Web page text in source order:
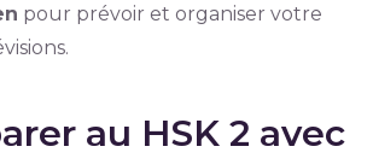
pour prévoir et organiser votre
au HSK 2 avec